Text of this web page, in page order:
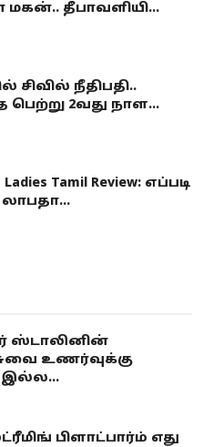
மகன்.. தீபாவளியி...
சிவில் நீதிபதி..
பெற்று 2வது நாள...
Ladies Tamil Review: எப்படி
லாபதா...
ஸ்டாலினின்
உணர்வுக்கு
பிளாட்பார்ம் எது